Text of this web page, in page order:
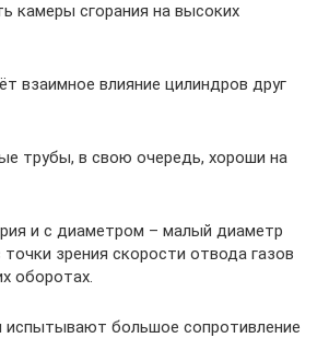
камеры сгорания на высоких
взаимное влияние цилиндров друг
трубы, в свою очередь, хороши на
и с диаметром – малый диаметр
зрения скорости отвода газов
оборотах.
испытывают большое сопротивление